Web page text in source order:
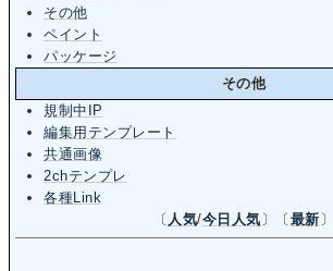
その他
ペイント
パッケージ
その他
規制中IP
編集用テンプレート
共通画像
2chテンプレ
各種Link
〔 人気/今日人気 〕〔 最新 〕